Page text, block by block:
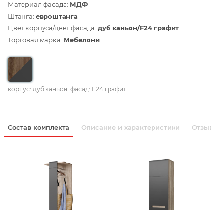
Материал фасада: МДФ
Штанга: евроштанга
Цвет корпуса/цвет фасада: дуб каньон/F24 графит
Торговая марка: Мебелони
корпус: дуб каньон фасад: F24 графит
Состав комплекта Описание и характеристики Отзывы